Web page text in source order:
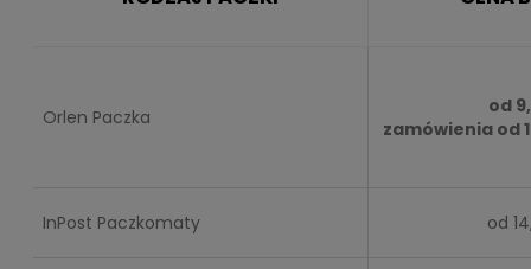
Orlen Paczka
od
zamówienia od
InPost Paczkomaty od